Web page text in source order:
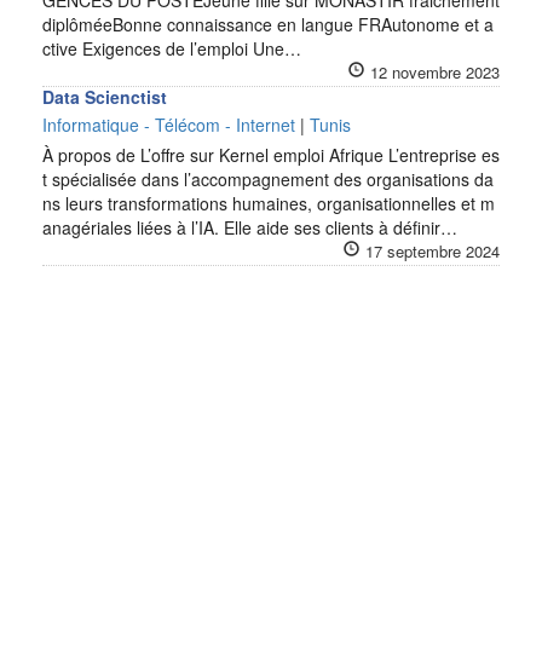
diplôméeBonne connaissance en langue FRAutonome et a
ctive Exigences de l’emploi Une…
12 novembre 2023
Data Scienctist
Informatique - Télécom - Internet | Tunis
À propos de L’offre sur Kernel emploi Afrique L’entreprise es
t spécialisée dans l’accompagnement des organisations da
ns leurs transformations humaines, organisationnelles et m
anagériales liées à l’IA. Elle aide ses clients à définir…
17 septembre 2024